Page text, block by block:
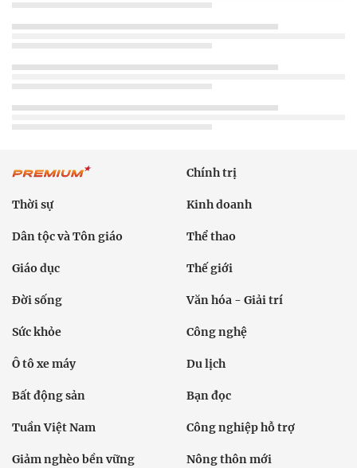
Chính trị
Thời sự Kinh doanh
Dân tộc và Tôn giáo Thể thao
Giáo dục Thế giới
Đời sống Văn hóa - Giải trí
Sức khỏe Công nghệ
Ô tô xe máy Du lịch
Bất động sản Bạn đọc
Tuần Việt Nam Công nghiệp hỗ trợ
Giảm nghèo bền vững Nông thôn mới